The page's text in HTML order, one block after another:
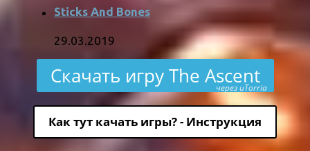
Sticks And Bones
29.03.2019
Скачать игру The Ascent
через uTorria
Как тут качать игры? - Инструкция